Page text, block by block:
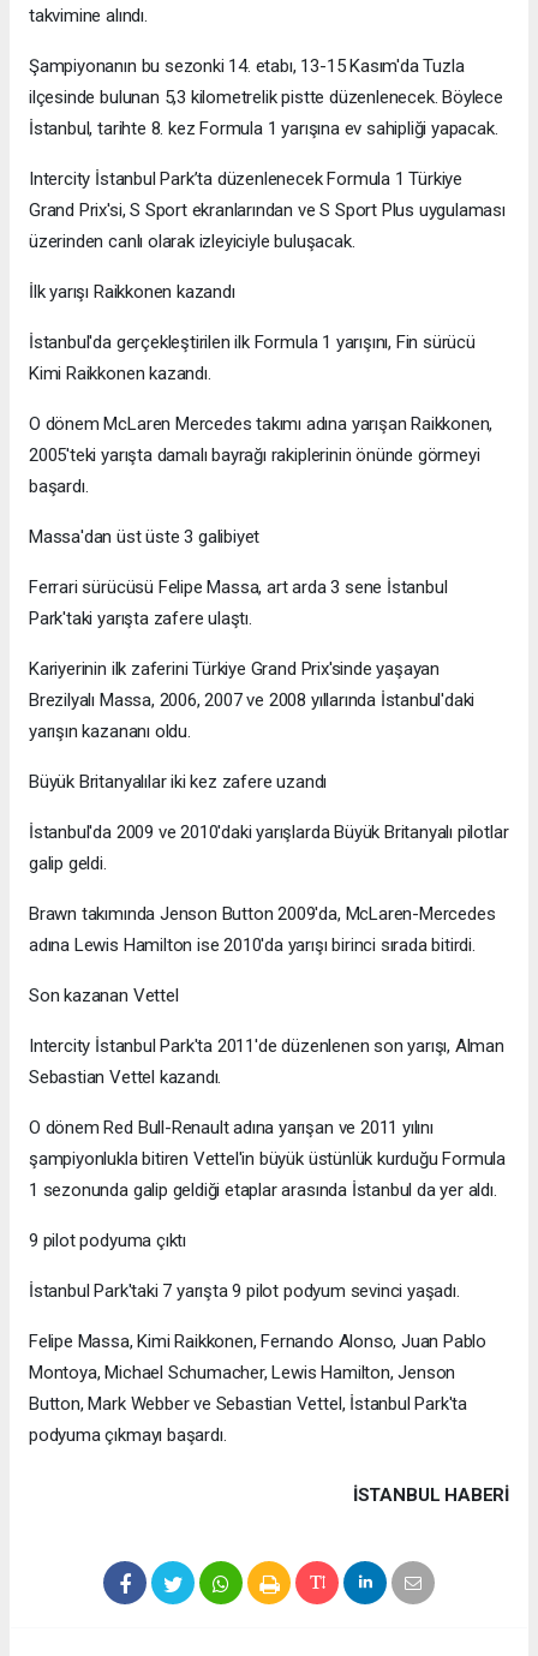
takvimine alındı.
Şampiyonanın bu sezonki 14. etabı, 13-15 Kasım'da Tuzla
ilçesinde bulunan 5,3 kilometrelik pistte düzenlenecek. Böylece
İstanbul, tarihte 8. kez Formula 1 yarışına ev sahipliği yapacak.
Intercity İstanbul Park’ta düzenlenecek Formula 1 Türkiye
Grand Prix'si, S Sport ekranlarından ve S Sport Plus uygulaması
üzerinden canlı olarak izleyiciyle buluşacak.
İlk yarışı Raikkonen kazandı
İstanbul'da gerçekleştirilen ilk Formula 1 yarışını, Fin sürücü
Kimi Raikkonen kazandı.
O dönem McLaren Mercedes takımı adına yarışan Raikkonen,
2005'teki yarışta damalı bayrağı rakiplerinin önünde görmeyi
başardı.
Massa'dan üst üste 3 galibiyet
Ferrari sürücüsü Felipe Massa, art arda 3 sene İstanbul
Park'taki yarışta zafere ulaştı.
Kariyerinin ilk zaferini Türkiye Grand Prix'sinde yaşayan
Brezilyalı Massa, 2006, 2007 ve 2008 yıllarında İstanbul'daki
yarışın kazananı oldu.
Büyük Britanyalılar iki kez zafere uzandı
İstanbul'da 2009 ve 2010'daki yarışlarda Büyük Britanyalı pilotlar
galip geldi.
Brawn takımında Jenson Button 2009'da, McLaren-Mercedes
adına Lewis Hamilton ise 2010'da yarışı birinci sırada bitirdi.
Son kazanan Vettel
Intercity İstanbul Park'ta 2011'de düzenlenen son yarışı, Alman
Sebastian Vettel kazandı.
O dönem Red Bull-Renault adına yarışan ve 2011 yılını
şampiyonlukla bitiren Vettel'in büyük üstünlük kurduğu Formula
1 sezonunda galip geldiği etaplar arasında İstanbul da yer aldı.
9 pilot podyuma çıktı
İstanbul Park'taki 7 yarışta 9 pilot podyum sevinci yaşadı.
Felipe Massa, Kimi Raikkonen, Fernando Alonso, Juan Pablo
Montoya, Michael Schumacher, Lewis Hamilton, Jenson
Button, Mark Webber ve Sebastian Vettel, İstanbul Park'ta
podyuma çıkmayı başardı.
İSTANBUL HABERİ